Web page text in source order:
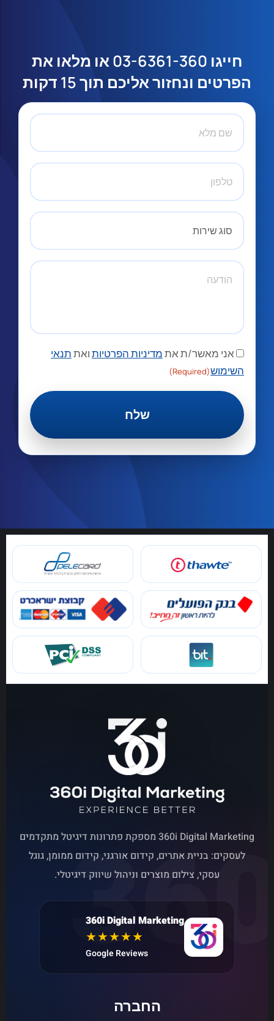
חייגו
או מלאו את
הפרטים ונחזור אליכם תוך 15 דקות
אני מאשר/ת אתמדיניות הפרטיותואתתנאי
השימוש(Required)
360i Digital Marketing מספקת פתרונות דיגיטל מתקדמים
לעסקים: בניית אתרים, קידום אורגני, קידום ממומן, גוגל
עסקי, צילום מוצרים וניהול שיווק דיגיטלי.
360i Digital Marketing
★★★★★
Google Reviews
החברה